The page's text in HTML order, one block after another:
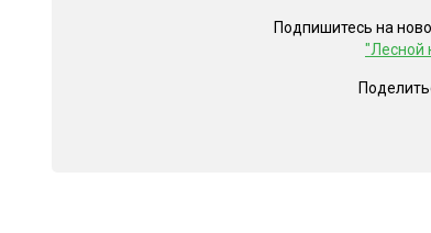
Подпишитесь на
"Лесной